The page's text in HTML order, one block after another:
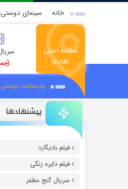
خانه سینمای
صفحه اصلی
HOME
وب‌سایت
پیشنهادها
فیلم بادیگارد
فیلم دایره زنگی
سریال گنج مظفر